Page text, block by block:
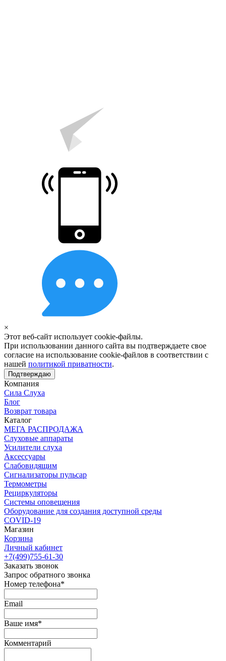
×
Этот веб-сайт использует cookie-файлы.
При использовании данного сайта вы подтверждаете свое
согласие на использование cookie-файлов в соответствии с
нашей политикой приватности.
Подтверждаю
Компания
Сила Слуха
Блог
Возврат товара
Каталог
МЕГА РАСПРОДАЖА
Слуховые аппараты
Усилители слуха
Аксессуары
Слабовидящим
Сигнализаторы пульсар
Термометры
Рециркуляторы
Cистемы оповещения
Оборудование для создания доступной среды
COVID-19
Магазин
Корзина
Личный кабинет
+7(499)755-61-30
Заказать звонок
Запрос обратного звонка
Номер телефона*
Email
Ваше имя*
Комментарий